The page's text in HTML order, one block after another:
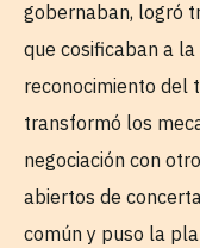
gobernaban, logró
que cosificaban a
reconocimiento del
transformó los
negociación con
abiertos de
común y puso la